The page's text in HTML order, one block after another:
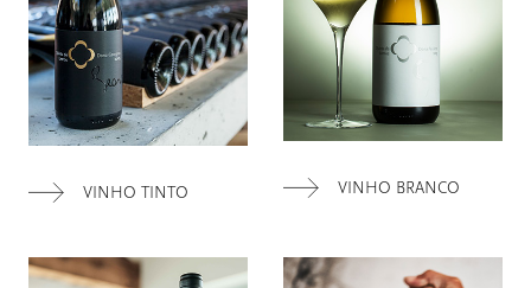
VINHO TINTO VINHO BRANCO